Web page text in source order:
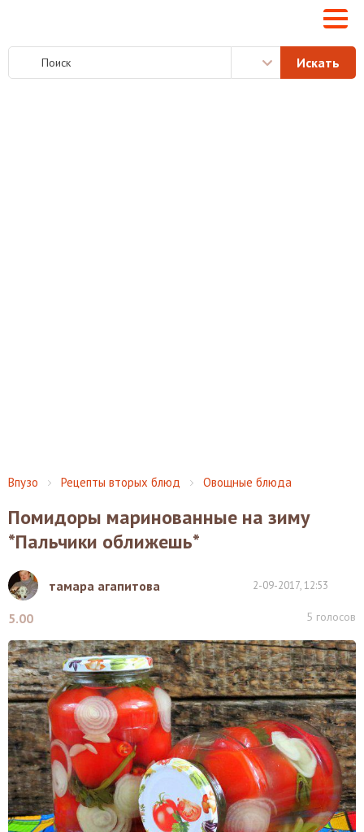
Впузо Рецепты вторых блюд Овощные блюда
Помидоры маринованные на зиму
*Пальчики оближешь*
тамара агапитова 2-09-2017, 12:53
5.00 5 голосов